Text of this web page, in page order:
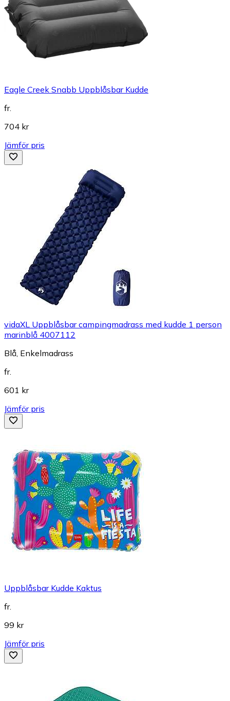
Eagle Creek Snabb Uppblåsbar Kudde
fr.
704 kr
Jämför pris
vidaXL Uppblåsbar campingmadrass med kudde 1 person
marinblå 4007112
Blå, Enkelmadrass
fr.
601 kr
Jämför pris
Uppblåsbar Kudde Kaktus
fr.
99 kr
Jämför pris